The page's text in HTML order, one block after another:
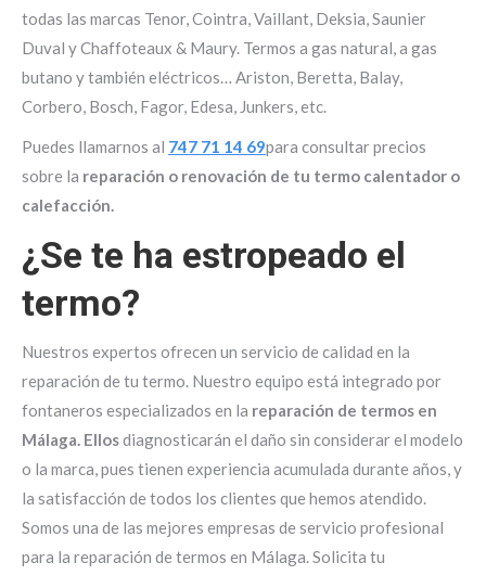
todas las marcas Tenor, Cointra, Vaillant, Deksia, Saunier
Duval y Chaffoteaux & Maury. Termos a gas natural, a gas
butano y también eléctricos… Ariston, Beretta, Balay,
Corbero, Bosch, Fagor, Edesa, Junkers, etc.
Puedes llamarnos al 747 71 14 69para consultar precios
sobre la reparación o renovación de tu termo calentador o
calefacción.
¿Se te ha estropeado el
termo?
Nuestros expertos ofrecen un servicio de calidad en la
reparación de tu termo. Nuestro equipo está integrado por
fontaneros especializados en la reparación de termos en
Málaga. Ellosdiagnosticarán el daño sin considerar el modelo
o la marca, pues tienen experiencia acumulada durante años, y
la satisfacción de todos los clientes que hemos atendido.
Somos una de las mejores empresas de servicio profesional
para la reparación de termos en Málaga. Solicita tu